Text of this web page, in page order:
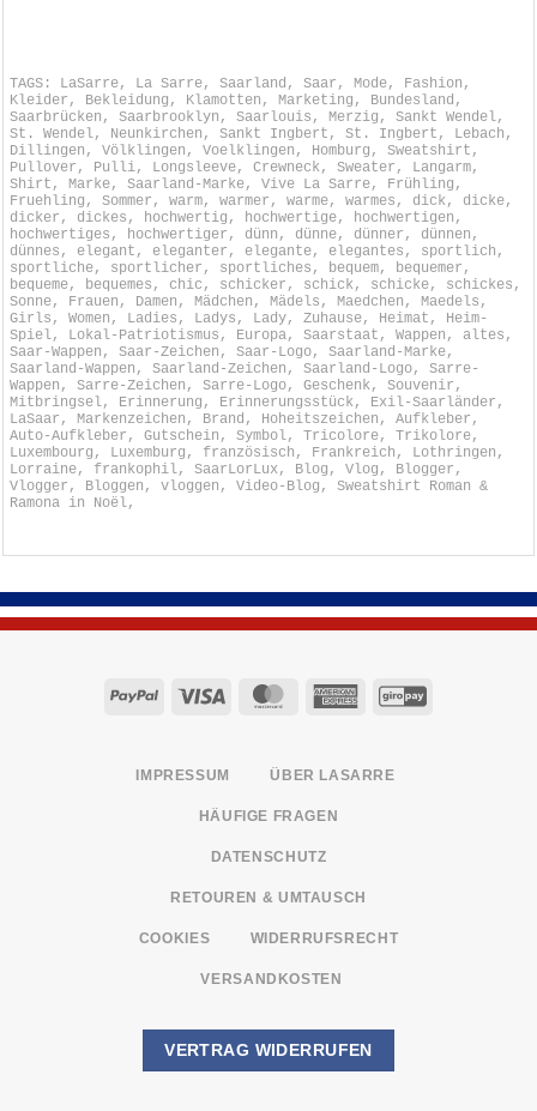
TAGS: LaSarre, La Sarre, Saarland, Saar, Mode, Fashion,
Kleider, Bekleidung, Klamotten, Marketing, Bundesland,
Saarbrücken, Saarbrooklyn, Saarlouis, Merzig, Sankt Wendel,
St. Wendel, Neunkirchen, Sankt Ingbert, St. Ingbert, Lebach,
Dillingen, Völklingen, Voelklingen, Homburg, Sweatshirt,
Pullover, Pulli, Longsleeve, Crewneck, Sweater, Langarm,
Shirt, Marke, Saarland-Marke, Vive La Sarre, Frühling,
Fruehling, Sommer, warm, warmer, warme, warmes, dick, dicke,
dicker, dickes, hochwertig, hochwertige, hochwertigen,
hochwertiges, hochwertiger, dünn, dünne, dünner, dünnen,
dünnes, elegant, eleganter, elegante, elegantes, sportlich,
sportliche, sportlicher, sportliches, bequem, bequemer,
bequeme, bequemes, chic, schicker, schick, schicke, schickes,
Sonne, Frauen, Damen, Mädchen, Mädels, Maedchen, Maedels,
Girls, Women, Ladies, Ladys, Lady, Zuhause, Heimat, Heim-
Spiel, Lokal-Patriotismus, Europa, Saarstaat, Wappen, altes,
Saar-Wappen, Saar-Zeichen, Saar-Logo, Saarland-Marke,
Saarland-Wappen, Saarland-Zeichen, Saarland-Logo, Sarre-
Wappen, Sarre-Zeichen, Sarre-Logo, Geschenk, Souvenir,
Mitbringsel, Erinnerung, Erinnerungsstück, Exil-Saarländer,
LaSaar, Markenzeichen, Brand, Hoheitszeichen, Aufkleber,
Auto-Aufkleber, Gutschein, Symbol, Tricolore, Trikolore,
Luxembourg, Luxemburg, französisch, Frankreich, Lothringen,
Lorraine, frankophil, SaarLorLux, Blog, Vlog, Blogger,
Vlogger, Bloggen, vloggen, Video-Blog, Sweatshirt Roman &
Ramona in Noël,
PayPal Visa MasterCardAmericanGiroPay
IMPRESSUM ÜBER LASARRE
HÄUFIGE FRAGEN
DATENSCHUTZ
RETOUREN & UMTAUSCH
COOKIES WIDERRUFSRECHT
VERSANDKOSTEN
VERTRAG WIDERRUFEN